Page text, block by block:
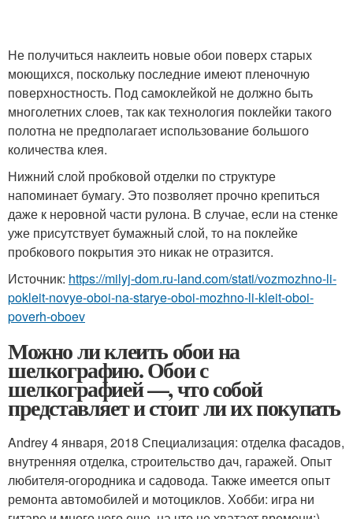
Не получиться наклеить новые обои поверх старых
моющихся, поскольку последние имеют пленочную
поверхностность. Под самоклейкой не должно быть
многолетних слоев, так как технология поклейки такого
полотна не предполагает использование большого
количества клея.
Нижний слой пробковой отделки по структуре
напоминает бумагу. Это позволяет прочно крепиться
даже к неровной части рулона. В случае, если на стенке
уже присутствует бумажный слой, то на поклейке
пробкового покрытия это никак не отразится.
Источник: https://milyj-dom.ru-land.com/stati/vozmozhno-li-
pokleit-novye-oboi-na-starye-oboi-mozhno-li-kleit-oboi-
poverh-oboev
Можно ли клеить обои на
шелкографию. Обои с
шелкографией —, что собой
представляет и стоит ли их покупать
Andrey 4 января, 2018 Специализация: отделка фасадов,
внутренняя отделка, строительство дач, гаражей. Опыт
любителя-огородника и садовода. Также имеется опыт
ремонта автомобилей и мотоциклов. Хобби: игра ни